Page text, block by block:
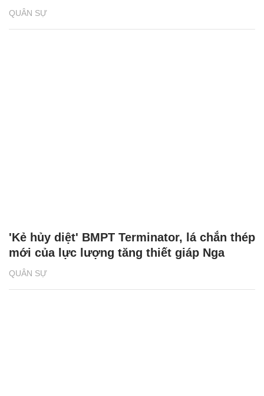
QUÂN SỰ
QUÂN SỰ
'Kẻ hủy diệt' BMPT Terminator, lá chắn thép
mới của lực lượng tăng thiết giáp Nga